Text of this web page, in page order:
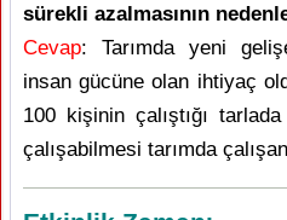
sürekli azalmasının
Cevap: Tarımda yeni
insan gücüne olan ihtiyaç
100 kişinin çalıştığı
çalışabilmesi tarımda